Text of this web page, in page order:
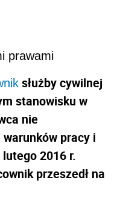
prawami
służby cywilnej
stanowisku w
nie
pracy i
2016 r.
przeszedł na